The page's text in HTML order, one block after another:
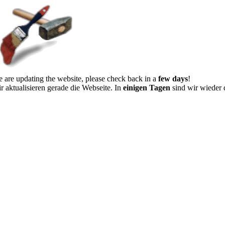
are updating the website, please check back in a few days!
aktualisieren gerade die Webseite. In einigen Tagen sind wir wieder